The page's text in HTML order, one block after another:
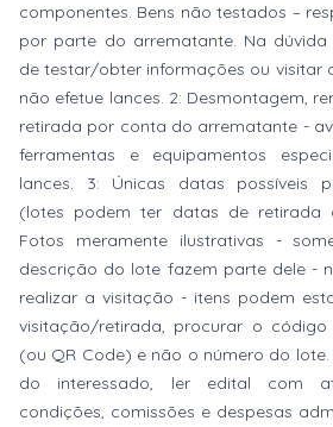
componentes. Bens não testados –
por parte do arrematante. Na
de testar/obter informações ou visitar
não efetue lances. 2: Desmontagem,
retirada por conta do arrematante -
ferramentas e equipamentos
lances. 3: Únicas datas possíveis
(lotes podem ter datas de retirada
Fotos meramente ilustrativas -
descrição do lote fazem parte dele -
realizar a visitação - itens podem
visitação/retirada, procurar o
(ou QR Code) e não o número do
do interessado, ler edital com
condições, comissões e despesas